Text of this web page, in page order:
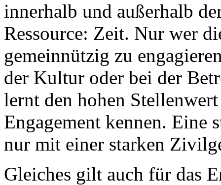
innerhalb und außerhalb
Ressource: Zeit. Nur wer
gemeinnützig zu
der Kultur oder bei der
lernt den hohen
Engagement kennen. Eine
nur mit einer starken
Gleiches gilt auch für das